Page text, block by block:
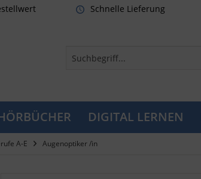
Schnelle Lieferung
DIGITAL LERNEN
A-E Augenoptiker /in